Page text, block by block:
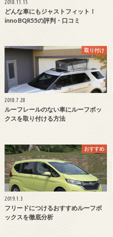
2018.11.15
どんな車にもジャストフィット！
inno BQR55の評判・口コミ
取り付け
2018.7.28
ルーフレールのない車にルーフボッ
クスを取り付ける方法
おすすめ
2019.1.3
フリードにつけるおすすめルーフボ
ックスを徹底分析